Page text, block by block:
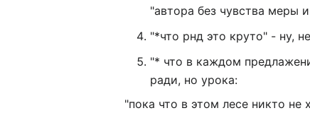
"автора без чувства меры
"*что рнд это круто" - ну,
"* что в каждом
ради, но урока:
"пока что в этом лесе никто